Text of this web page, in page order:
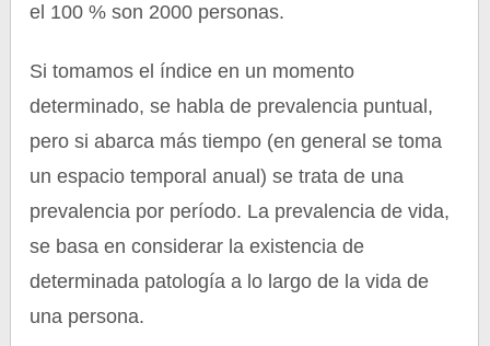
el 100 % son 2000 personas.
Si tomamos el índice en un momento
determinado, se habla de prevalencia puntual,
pero si abarca más tiempo (en general se toma
un espacio temporal anual) se trata de una
prevalencia por período. La prevalencia de vida,
se basa en considerar la existencia de
determinada patología a lo largo de la vida de
una persona.